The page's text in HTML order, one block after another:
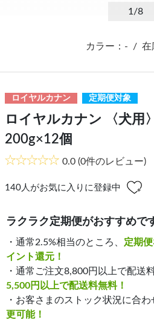
1 /8
カラー：- / 在
ロイヤルカナン 定期便対象
ロイヤルカナン 〈犬用
200g×12個
0.0 (0件のレビュー)
140人がお気に入りに登録中
ラクラク定期便がおすすめで
・通常2.5%相当のところ、 定期
イント還元！
・通常ご注文8,800円以上で配送
5,500円以上で配送料無料！
・お客さまのストック状況に合わ
更可能！